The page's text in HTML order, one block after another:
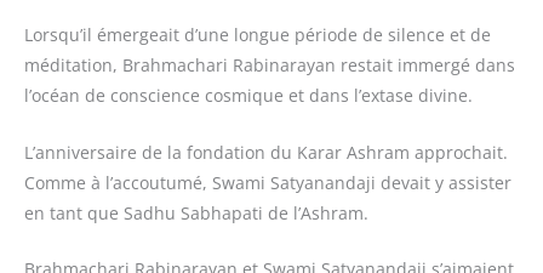
Lorsqu’il émergeait d’une longue période de silence et de
méditation, Brahmachari Rabinarayan restait immergé dans
l’océan de conscience cosmique et dans l’extase divine.
L’anniversaire de la fondation du Karar Ashram approchait.
Comme à l’accoutumé, Swami Satyanandaji devait y assister
en tant que Sadhu Sabhapati de l’Ashram.